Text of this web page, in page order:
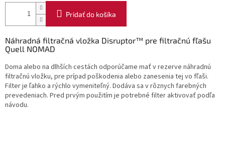
Pridať do košíka
Náhradná filtračná vložka Disruptor™ pre filtračnú fľašu
Quell NOMAD
Doma alebo na dlhších cestách odporúčame mať v rezerve náhradnú
filtračnú vložku, pre prípad poškodenia alebo zanesenia tej vo fľaši.
Filter je ľahko a rýchlo vymeniteľný. Dodáva sa v rôznych farebných
prevedeniach. Pred prvým použitím je potrebné filter aktivovať podľa
návodu.